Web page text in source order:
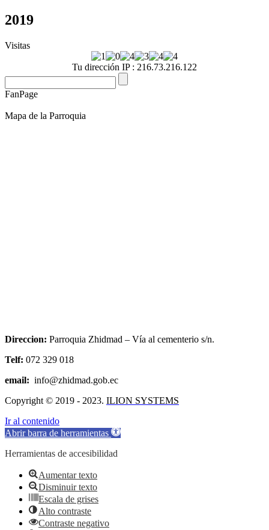
2019
Visitas
Tu dirección IP : 216.73.216.122
FanPage
Mapa de la Parroquia
Direccion: Parroquia Zhidmad – Vía al cementerio s/n.
Telf: 072 329 018
email: info@zhidmad.gob.ec
Copyright © 2019 - 2023. ILION SYSTEMS
Ir al contenido
Abrir barra de herramientas
Herramientas de accesibilidad
Aumentar texto
Disminuir texto
Escala de grises
Alto contraste
Contraste negativo